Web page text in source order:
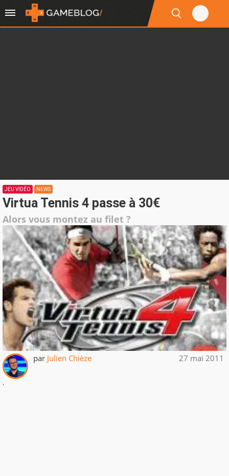
JEU VIDÉO NEWS
Virtua Tennis 4 passe à 30€
Alors vous montez au filet ?
par Julien Chièze 27 mai 2011
.